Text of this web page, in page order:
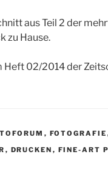
aus Teil 2 der
zu Hause.
Heft 02/2014 der
, FOTOGRAFIE
, DRUCKEN , FINE-ART